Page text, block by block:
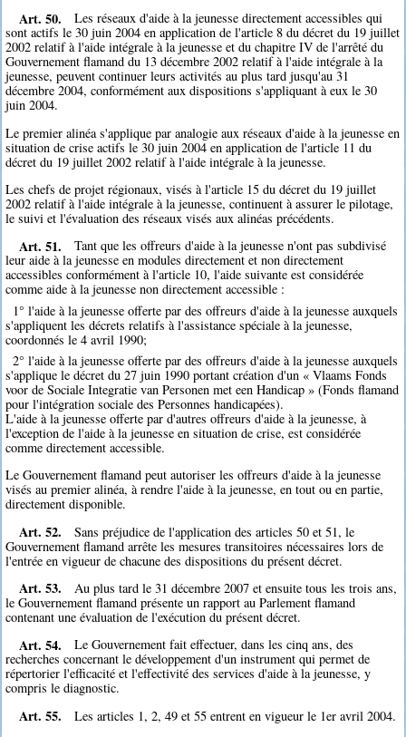
Art. 50.
Les réseaux d'aide à la jeunesse directement accessibles qui
sont actifs le 30 juin 2004 en application de l'article 8 du décret du 19 juillet
2002 relatif à l'aide intégrale à la jeunesse et du chapitre IV de l'arrêté du
Gouvernement flamand du 13 décembre 2002 relatif à l'aide intégrale à la
jeunesse, peuvent continuer leurs activités au plus tard jusqu'au 31
décembre 2004, conformément aux dispositions s'appliquant à eux le 30
juin 2004.
Le premier alinéa s'applique par analogie aux réseaux d'aide à la jeunesse en
situation de crise actifs le 30 juin 2004 en application de l'article 11 du
décret du 19 juillet 2002 relatif à l'aide intégrale à la jeunesse.
Les chefs de projet régionaux, visés à l'article 15 du décret du 19 juillet
2002 relatif à l'aide intégrale à la jeunesse, continuent à assurer le pilotage,
le suivi et l'évaluation des réseaux visés aux alinéas précédents.
Art. 51.
Tant que les offreurs d'aide à la jeunesse n'ont pas subdivisé
leur aide à la jeunesse en modules directement et non directement
accessibles conformément à l'article 10, l'aide suivante est considérée
comme aide à la jeunesse non directement accessible :
1° l'aide à la jeunesse offerte par des offreurs d'aide à la jeunesse auxquels
s'appliquent les décrets relatifs à l'assistance spéciale à la jeunesse,
coordonnés le 4 avril 1990;
2° l'aide à la jeunesse offerte par des offreurs d'aide à la jeunesse auxquels
s'applique le décret du 27 juin 1990 portant création d'un « Vlaams Fonds
voor de Sociale Integratie van Personen met een Handicap » (Fonds flamand
pour l'intégration sociale des Personnes handicapées).
L'aide à la jeunesse offerte par d'autres offreurs d'aide à la jeunesse, à
l'exception de l'aide à la jeunesse en situation de crise, est considérée
comme directement accessible.
Le Gouvernement flamand peut autoriser les offreurs d'aide à la jeunesse
visés au premier alinéa, à rendre l'aide à la jeunesse, en tout ou en partie,
directement disponible.
Art. 52.
Sans préjudice de l'application des articles 50 et 51, le
Gouvernement flamand arrête les mesures transitoires nécessaires lors de
l'entrée en vigueur de chacune des dispositions du présent décret.
Art. 53.
Au plus tard le 31 décembre 2007 et ensuite tous les trois ans,
le Gouvernement flamand présente un rapport au Parlement flamand
contenant une évaluation de l'exécution du présent décret.
Art. 54.
Le Gouvernement fait effectuer, dans les cinq ans, des
recherches concernant le développement d'un instrument qui permet de
répertorier l'efficacité et l'effectivité des services d'aide à la jeunesse, y
compris le diagnostic.
Art. 55.
Les articles 1, 2, 49 et 55 entrent en vigueur le 1er avril 2004.